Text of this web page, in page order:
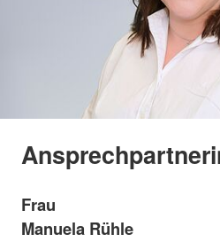
Frau
Manuela Rühle